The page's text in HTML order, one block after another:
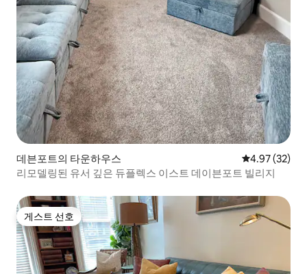
데븐포트의 타운하우스 평점 4.97점(5
4.97 (32)
리모델링된 유서 깊은 듀플렉스 이스트 데이븐포트 빌리지
게스트 선호
게스트 선호